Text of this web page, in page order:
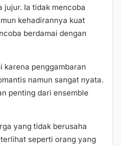
jujur. Ia tidak mencoba
kehadirannya kuat
berdamai dengan
karena penggambaran
namun sangat nyata.
penting dari ensemble
yang tidak berusaha
seperti orang yang